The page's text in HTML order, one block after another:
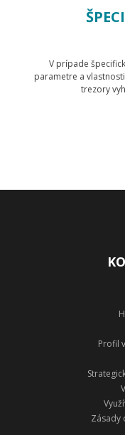
V prípade
parametre a
trezory
Profil
Zásady